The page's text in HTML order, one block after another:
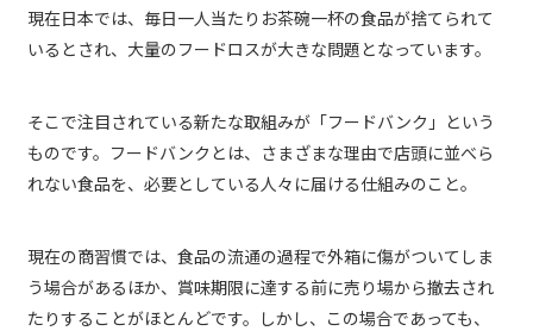
現在日本では、毎日一人当たりお茶碗一杯の食品が捨てられて
いるとされ、大量のフードロスが大きな問題となっています。
そこで注目されている新たな取組みが「フードバンク」という
ものです。フードバンクとは、さまざまな理由で店頭に並べら
れない食品を、必要としている人々に届ける仕組みのこと。
現在の商習慣では、食品の流通の過程で外箱に傷がついてしま
う場合があるほか、賞味期限に達する前に売り場から撤去され
たりすることがほとんどです。しかし、この場合であっても、